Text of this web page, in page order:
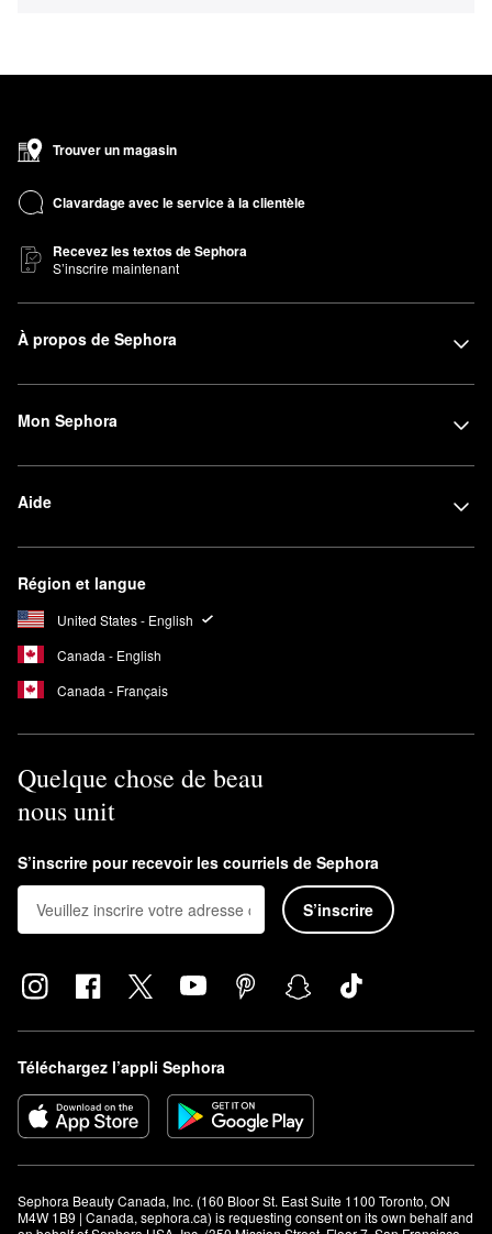
Trouver un magasin
Clavardage avec le service à la clientèle
Recevez les textos de Sephora
S’inscrire maintenant
À propos de Sephora
Mon Sephora
Aide
Région et langue
United States - English
Canada - English
Canada - Français
Quelque chose de beau
nous unit
S’inscrire pour recevoir les courriels de Sephora
S’inscrire
Téléchargez l’appli Sephora
Sephora Beauty Canada, Inc. (160 Bloor St. East Suite 1100 Toronto, ON
M4W 1B9 | Canada, sephora.ca) is requesting consent on its own behalf and